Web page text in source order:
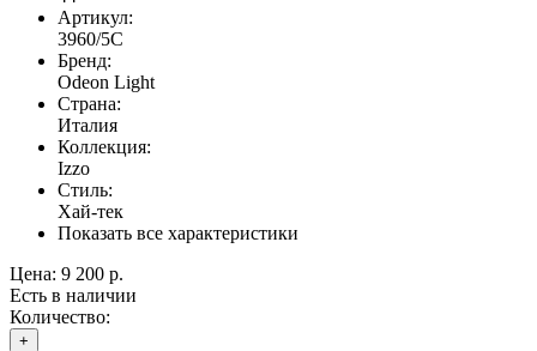
Артикул:
3960/5C
Бренд:
Odeon Light
Страна:
Италия
Коллекция:
Izzo
Стиль:
Хай-тек
Показать все характеристики
Цена: 9 200 р.
Есть в наличии
Количество:
+